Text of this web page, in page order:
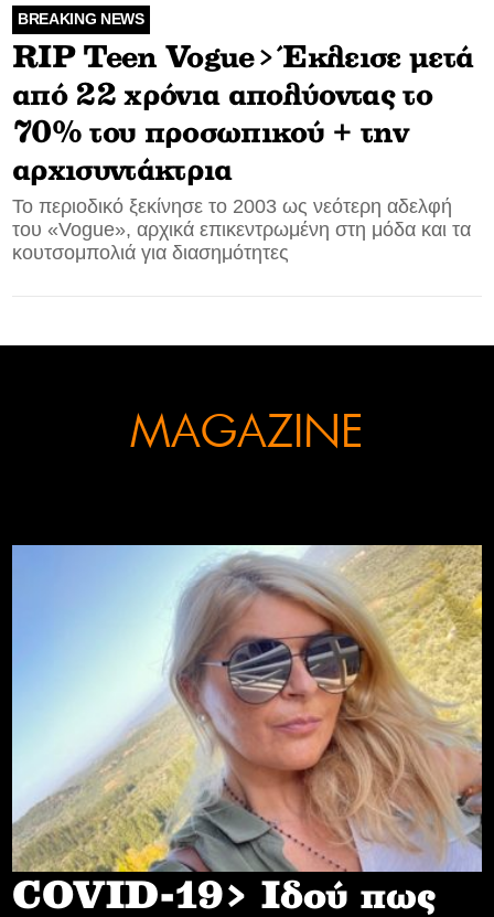
DIA Y NOCHE
CONTACT
ADVERTISE
BREAKING NEWS
RIP Teen Vogue> Έκλεισε μετά
από 22 χρόνια απολύοντας το
70% του προσωπικού + την
αρχισυντάκτρια
Το περιοδικό ξεκίνησε το 2003 ως νεότερη αδελφή
του «Vogue», αρχικά επικεντρωμένη στη μόδα και τα
κουτσομπολιά για διασημότητες
MAGAZINE
COVID-19> Iδού πως